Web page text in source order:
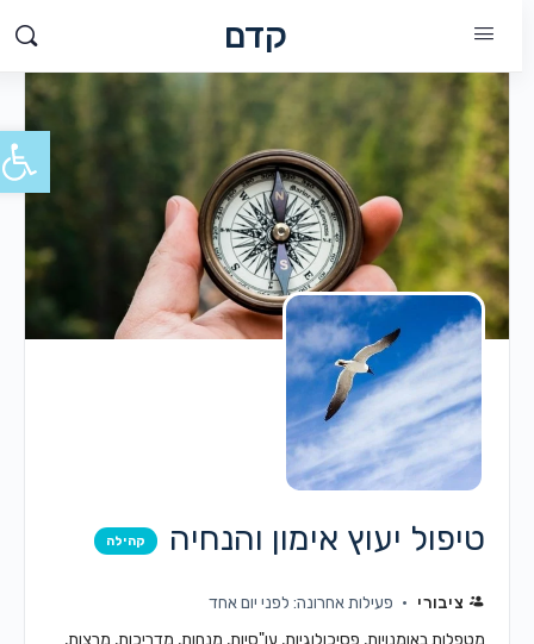
קדם
טיפול יעוץ אימון והנחיה קהילה
ציבורי
פעילות אחרונה: לפני יום אחד
מטפלות באומנויות, פסיכולוגיות, עו"סיות, מנחות, מדריכות, מרצות,
פתח